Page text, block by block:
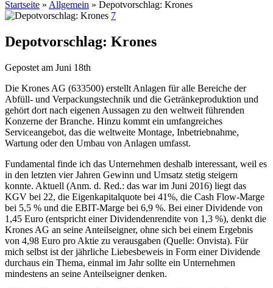
Startseite » Allgemein » Depotvorschlag: Krones
7
Depotvorschlag: Krones
Gepostet am Juni 18th
Die Krones AG (633500) erstellt Anlagen für alle Bereiche der
Abfüll- und Verpackungstechnik und die Getränkeproduktion und
gehört dort nach eigenen Aussagen zu den weltweit führenden
Konzerne der Branche. Hinzu kommt ein umfangreiches
Serviceangebot, das die weltweite Montage, Inbetriebnahme,
Wartung oder den Umbau von Anlagen umfasst.
Fundamental finde ich das Unternehmen deshalb interessant, weil es
in den letzten vier Jahren Gewinn und Umsatz stetig steigern
konnte. Aktuell (Anm. d. Red.: das war im Juni 2016) liegt das
KGV bei 22, die Eigenkapitalquote bei 41%, die Cash Flow-Marge
bei 5,5 % und die EBIT-Marge bei 6,9 %. Bei einer Dividende von
1,45 Euro (entspricht einer Dividendenrendite von 1,3 %), denkt die
Krones AG an seine Anteilseigner, ohne sich bei einem Ergebnis
von 4,98 Euro pro Aktie zu verausgaben (Quelle: Onvista). Für
mich selbst ist der jährliche Liebesbeweis in Form einer Dividende
durchaus ein Thema, einmal im Jahr sollte ein Unternehmen
mindestens an seine Anteilseigner denken.